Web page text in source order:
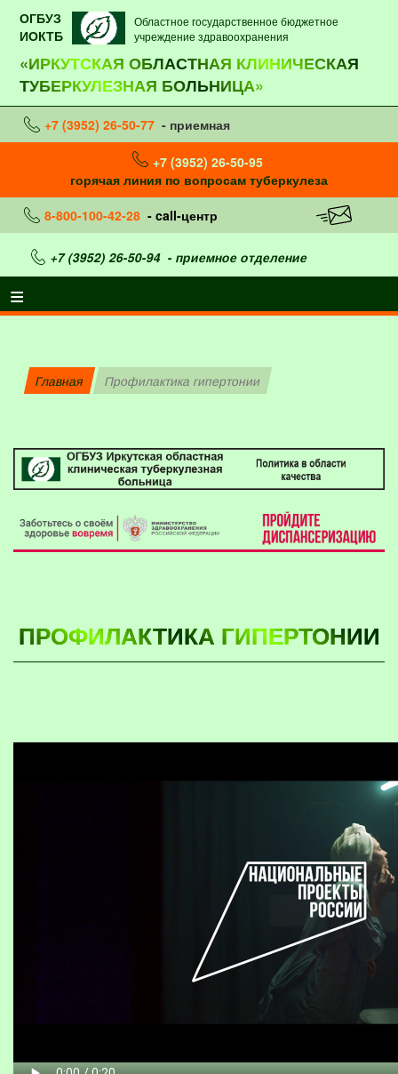
ОГБУЗ
ИОКТБ
Областное государственное бюджетное
учреждение здравоохранения
«ИРКУТСКАЯ ОБЛАСТНАЯ КЛИНИЧЕСКАЯ
ТУБЕРКУЛЕЗНАЯ БОЛЬНИЦА»
+7 (3952) 26-50-77 - приемная
+7 (3952) 26-50-95
горячая линия по вопросам туберкулеза
8-800-100-42-28 - call-центр
+7 (3952) 26-50-94- приемное отделение
Главная Профилактика гипертонии
ПРОФИЛАКТИКА ГИПЕРТОНИИ